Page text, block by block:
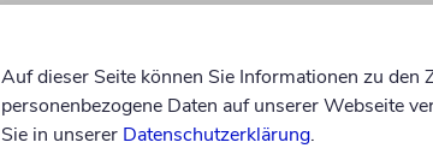
helfen kann, dass die Gewalt jetzt
wie möglich einen belastbaren
vergangenen Tagen »viele
Auf dieser Seite können Sie Informationen zu den
personenbezogene Daten auf unserer Webseite
Sie in unserer Datenschutzerklärung.